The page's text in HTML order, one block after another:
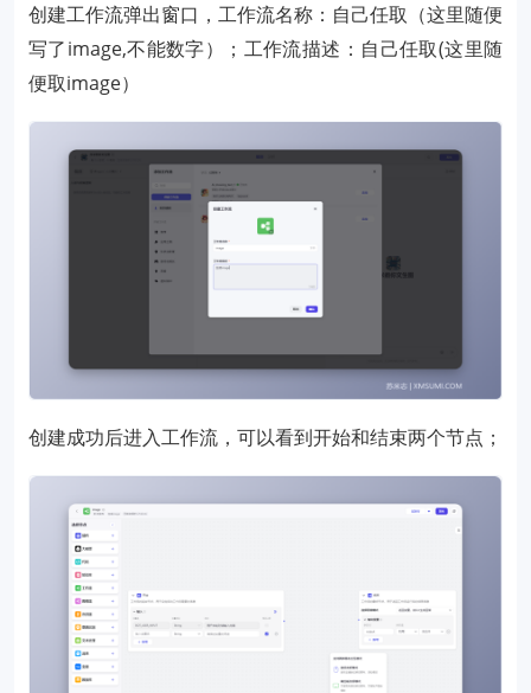
创建工作流弹出窗口，工作流名称：自己任取（这里随便
写了image,不能数字）；工作流描述：自己任取(这里随
便取image）
创建成功后进入工作流，可以看到开始和结束两个节点；